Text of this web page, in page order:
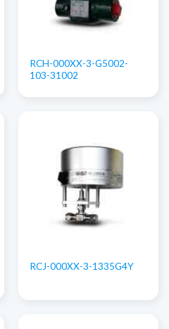
RCH-000XX-3-G5002-
103-31002
RCJ-000XX-3-1335G4Y